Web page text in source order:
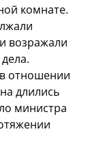
комнате.
возражали
отношении
длились
министра